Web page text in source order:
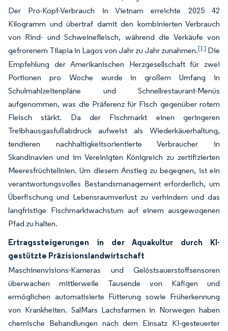
Der Pro-Kopf-Verbrauch in Vietnam erreichte 2025 42
Kilogramm und übertraf damit den kombinierten Verbrauch
von Rind- und Schweinefleisch, während die Verkäufe von
gefrorenem Tilapia in Lagos von Jahr zu Jahr zunahmen.[1] Die
Empfehlung der Amerikanischen Herzgesellschaft für zwei
Portionen pro Woche wurde in großem Umfang in
Schulmahlzeitenpläne und Schnellrestaurant-Menüs
aufgenommen, was die Präferenz für Fisch gegenüber rotem
Fleisch stärkt. Da der Fischmarkt einen geringeren
Treibhausgasfußabdruck aufweist als Wiederkäuerhaltung,
tendieren nachhaltigkeitsorientierte Verbraucher in
Skandinavien und im Vereinigten Königreich zu zertifizierten
Meeresfrüchtelinien. Um diesem Anstieg zu begegnen, ist ein
verantwortungsvolles Bestandsmanagement erforderlich, um
Überfischung und Lebensraumverlust zu verhindern und das
langfristige Fischmarktwachstum auf einem ausgewogenen
Pfad zu halten.
Ertragssteigerungen in der Aquakultur durch KI-
gestützte Präzisionslandwirtschaft
Maschinenvisions-Kameras und Gelöstsauerstoffsensoren
überwachen mittlerweile Tausende von Käfigen und
ermöglichen automatisierte Fütterung sowie Früherkennung
von Krankheiten. SalMars Lachsfarmen in Norwegen haben
chemische Behandlungen nach dem Einsatz KI-gesteuerter